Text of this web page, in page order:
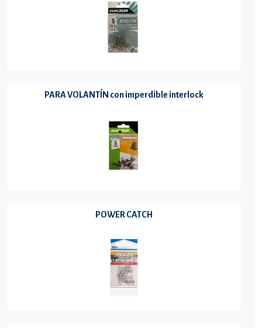
PARA VOLANTÍN con imperdible interlock
POWER CATCH